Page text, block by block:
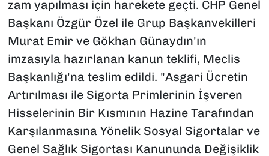
zam yapılması için harekete geçti. CHP Genel
Başkanı Özgür Özel ile Grup Başkanvekilleri
Murat Emir ve Gökhan Günaydın'ın
imzasıyla hazırlanan kanun teklifi, Meclis
Başkanlığı'na teslim edildi. "Asgari Ücretin
Artırılması ile Sigorta Primlerinin İşveren
Hisselerinin Bir Kısmının Hazine Tarafından
Karşılanmasına Yönelik Sosyal Sigortalar ve
Genel Sağlık Sigortası Kanununda Değişiklik